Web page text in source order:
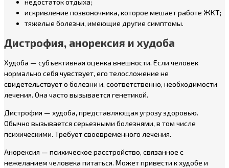
искривление позвоночника, которое мешает работе ЖКТ;
тяжелые болезни, имеющие другие симптомы.
Дистрофия, анорексия и худоба
Худоба — субъективная оценка внешности. Если человек
нормально себя чувствует, его телосложение не
свидетельствует о болезни и, соответственно, необходимости
лечения. Она часто вызывается генетикой.
Дистрофия — худоба, представляющая угрозу здоровью.
Обычно вызывается серьезными болезнями, в том числе
психическими. Требует своевременного лечения.
Анорексия — психическое расстройство, связанное с
нежеланием человека питаться. Может привести к худобе и